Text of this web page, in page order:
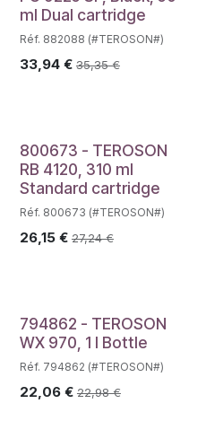
ml Dual cartridge
Réf. 882088 (#TEROSON#)
33,94€ 35,35€
800673 - TEROSON
RB 4120, 310 ml
Standard cartridge
Réf. 800673 (#TEROSON#)
26,15€ 27,24€
794862 - TEROSON
WX 970, 1 l Bottle
Réf. 794862 (#TEROSON#)
22,06€ 22,98€